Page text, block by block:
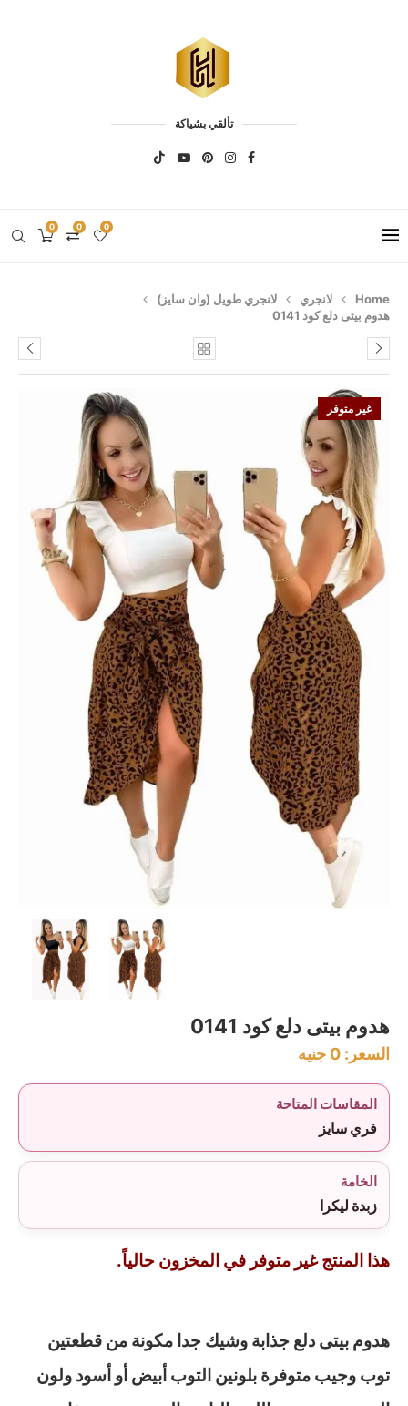
تألقي بشياكة
0 0 0
Home لانجري
لانجري طويل (وان سايز)
هدوم بيتى دلع كود 0141
غير متوفر
هدوم بيتى دلع كود 0141
السعر: 0 جنيه
المقاسات المتاحة
فري سايز
الخامة
زبدة ليكرا
هذا المنتج غير متوفر في المخزون حالياً.
هدوم بيتى دلع جذابة وشيك جدا مكونة من قطعتين
توب وجيب متوفرة بلونين التوب أبيض أو أسود ولون